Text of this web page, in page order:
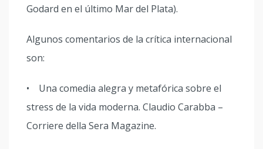
Godard en el último Mar del Plata).
Algunos comentarios de la crítica internacional
son:
• Una comedia alegra y metafórica sobre el
stress de la vida moderna. Claudio Carabba –
Corriere della Sera Magazine.